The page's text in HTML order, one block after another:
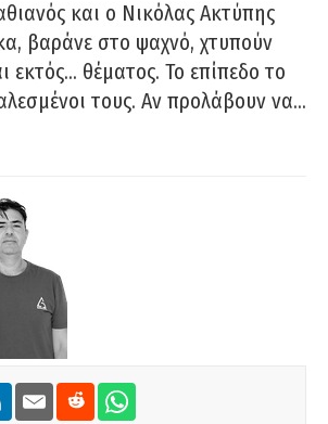
και ο Νικόλας Ακτύπης
βαράνε στο ψαχνό, χτυπούν
εκτός… θέματος. Το επίπεδο το
τους. Αν προλάβουν να…